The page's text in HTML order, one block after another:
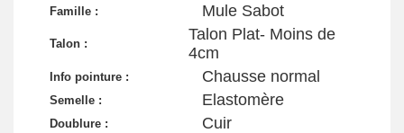
Famille : Mule Sabot
Talon :
Talon Plat- Moins de
4cm
Info pointure : Chausse normal
Semelle : Elastomère
Doublure : Cuir